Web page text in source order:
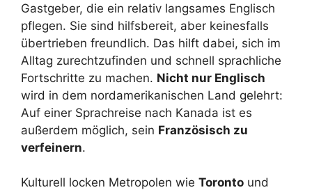
Gastgeber, die ein relativ langsames Englisch
pflegen. Sie sind hilfsbereit, aber keinesfalls
übertrieben freundlich. Das hilft dabei, sich im
Alltag zurechtzufinden und schnell sprachliche
Fortschritte zu machen. Nicht nur Englisch
wird in dem nordamerikanischen Land gelehrt:
Auf einer Sprachreise nach Kanada ist es
außerdem möglich, sein Französisch zu
verfeinern.
Kulturell locken Metropolen wie Toronto und